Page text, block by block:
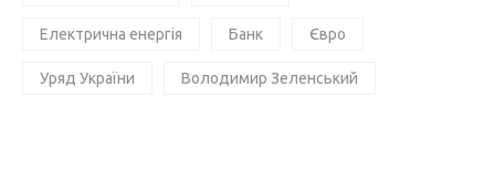
Електрична енергія Банк Євро
Уряд України Володимир Зеленський